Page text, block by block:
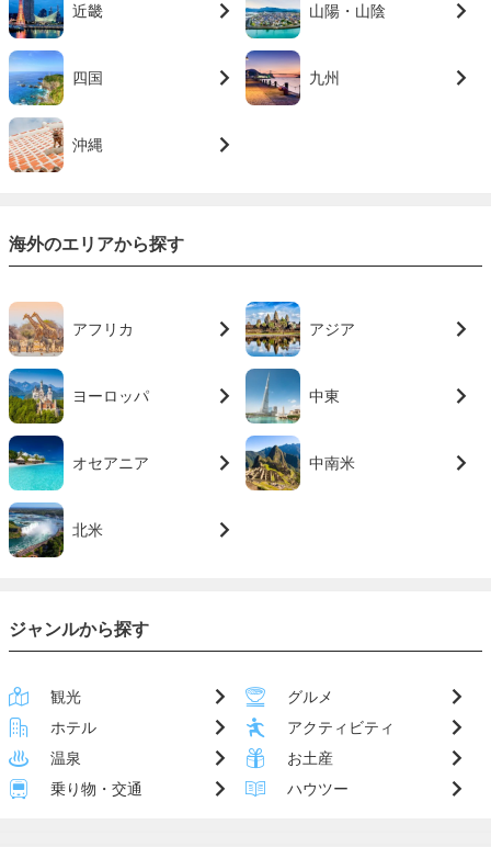
近畿 山陽・山陰
四国 九州
沖縄
海外のエリアから探す
アフリカ アジア
ヨーロッパ 中東
オセアニア 中南米
北米
ジャンルから探す
観光
グルメ
ホテル
アクティビティ
温泉
お土産
乗り物・交通
ハウツー